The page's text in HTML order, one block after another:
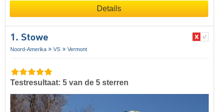
Details
1. Stowe
Noord-Amerika VS Vermont
Testresultaat: 5 van de 5 sterren